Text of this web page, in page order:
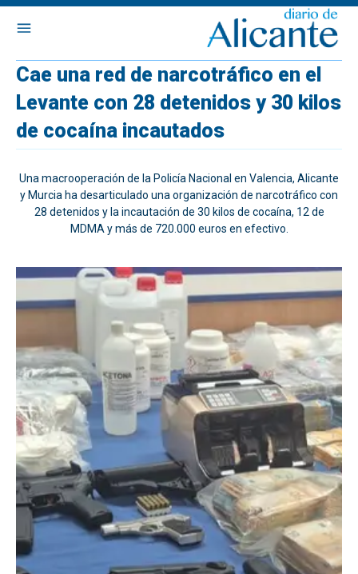
Cae una red de narcotráfico en el
Levante con 28 detenidos y 30 kilos
de cocaína incautados
Una macrooperación de la Policía Nacional en Valencia, Alicante
y Murcia ha desarticulado una organización de narcotráfico con
28 detenidos y la incautación de 30 kilos de cocaína, 12 de
MDMA y más de 720.000 euros en efectivo.